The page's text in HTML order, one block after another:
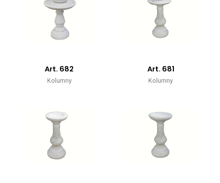
Art. 682
Kolumny
Art. 681
Kolumny